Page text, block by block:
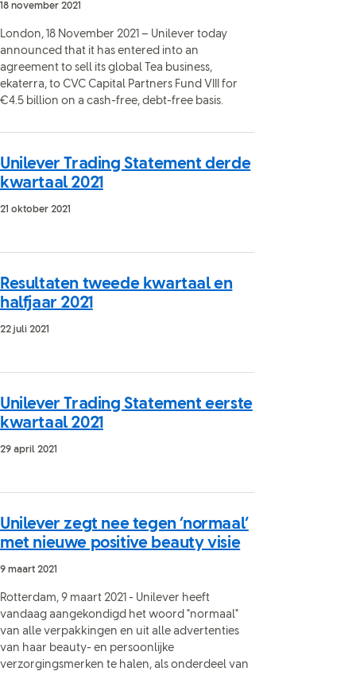
18 november 2021
London, 18 November 2021 – Unilever today
announced that it has entered into an
agreement to sell its global Tea business,
ekaterra, to CVC Capital Partners Fund VIII for
€4.5 billion on a cash-free, debt-free basis.
Unilever Trading Statement derde
kwartaal 2021
21 oktober 2021
Resultaten tweede kwartaal en
halfjaar 2021
22 juli 2021
Unilever Trading Statement eerste
kwartaal 2021
29 april 2021
Unilever zegt nee tegen ‘normaal’
met nieuwe positive beauty visie
9 maart 2021
Rotterdam, 9 maart 2021 - Unilever heeft
vandaag aangekondigd het woord "normaal"
van alle verpakkingen en uit alle advertenties
van haar beauty- en persoonlijke
verzorgingsmerken te halen, als onderdeel van